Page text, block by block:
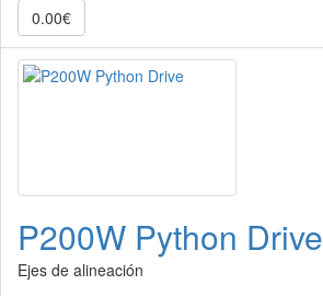
0.00€
P200W Python Drive
Ejes de alineación